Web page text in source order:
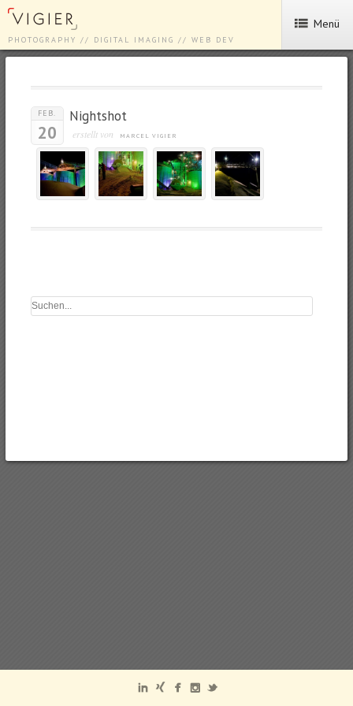
PHOTOGRAPHY // DIGITAL IMAGING // WEB DEV
Menü
FEB.
20
Nightshot
erstellt von MARCEL VIGIER